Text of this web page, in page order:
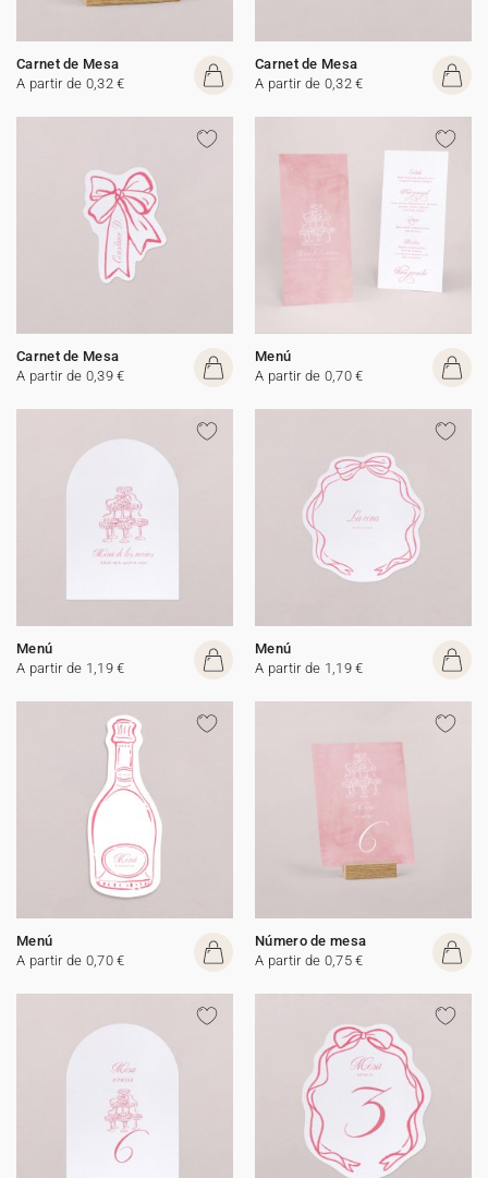
Carnet de Mesa
A partir de 0,32 €
Carnet de Mesa
A partir de 0,32 €
Carnet de Mesa
A partir de 0,39 €
Menú
A partir de 0,70 €
Menú
A partir de 1,19 €
Menú
A partir de 1,19 €
Menú
A partir de 0,70 €
Número de mesa
A partir de 0,75 €